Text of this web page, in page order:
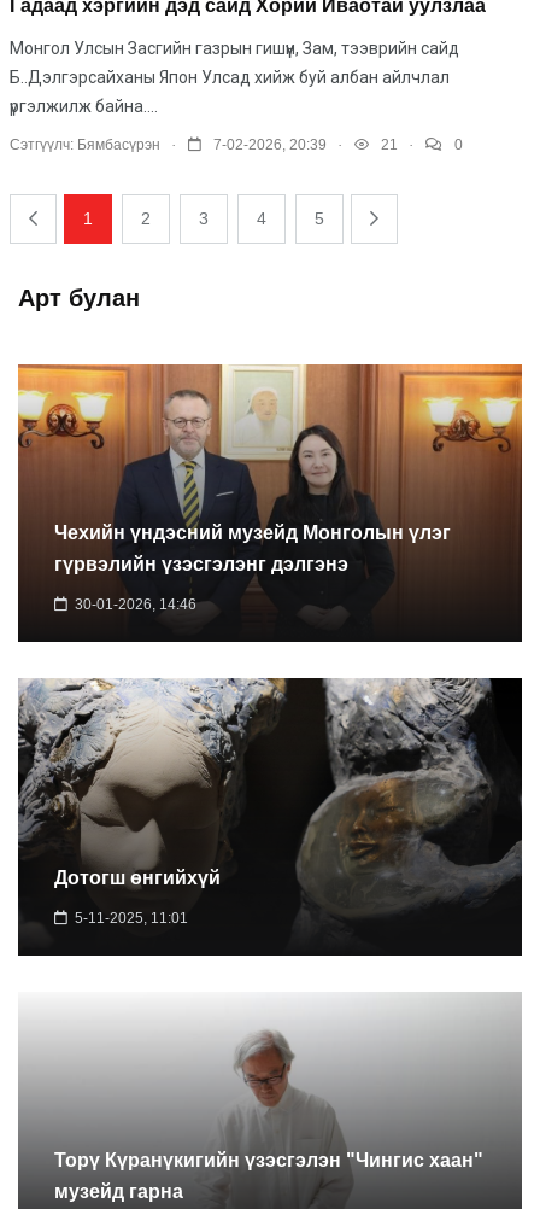
Гадаад хэргийн дэд сайд Хории Иваотай уулзлаа
Монгол Улсын Засгийн газрын гишүүн, Зам, тээврийн сайд
Б..Дэлгэрсайханы Япон Улсад хийж буй албан айлчлал
үргэлжилж байна....
Сэтгүүлч: Бямбасүрэн . 7-02-2026, 20:39 . 21 . 0
1 2 3 4 5
Арт булан
Чехийн үндэсний музейд Монголын үлэг
гүрвэлийн үзэсгэлэнг дэлгэнэ
30-01-2026, 14:46
Дотогш өнгийхүй
5-11-2025, 11:01
Торү Күранүкигийн үзэсгэлэн "Чингис хаан"
музейд гарна